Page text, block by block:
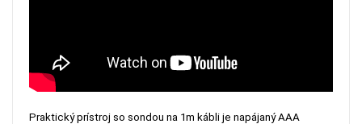
Praktický prístroj so sondou na 1m kábli je napájaný AAA